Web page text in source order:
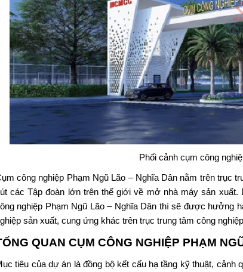
Phối cảnh cụm công
công nghiệp Phạm Ngũ Lão – Nghĩa Dân nằm trên trục
các Tập đoàn lớn trên thế giới về mở nhà máy sản
nghiệp Phạm Ngũ Lão – Nghĩa Dân thì sẽ được hưởng
sản xuất, cung ứng khác trên trục trung tâm công
QUAN CỤM CÔNG NGHIỆP PHẠM
tiêu của dự án là đồng bộ kết cấu hạ tầng kỹ thuật,